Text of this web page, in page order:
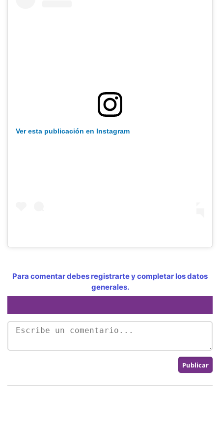
Ver esta publicación en Instagram
Para comentar debes registrarte y completar los datos
generales.